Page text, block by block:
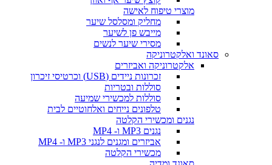
מוצרי טיפוח לאישה
מחליק ומסלסל שיער
מייבש פן לשיער
מסירי שיער לנשים
סאונד ואלקטרוניקה
אלקטרוניקה ואביזרים
זכרונות ניידים (USB) וכרטיסי זיכרון
סוללות ובטריות
סוללות למכשירי שמיעה
טלפונים נייחים ואלחוטיים לבית
נגנים ומכשירי הקלטה
נגנים MP3 ו- MP4
אביזרים ומגנים לנגני MP3 ו- MP4
מכשירי הקלטה